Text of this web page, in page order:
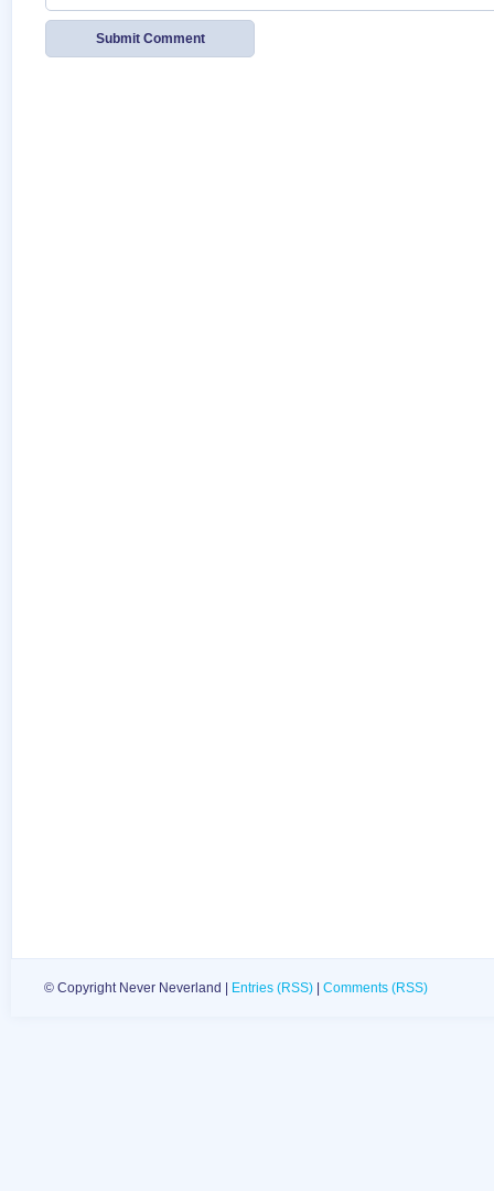
© Copyright Never Neverland | Entries (RSS) Comments (RSS)